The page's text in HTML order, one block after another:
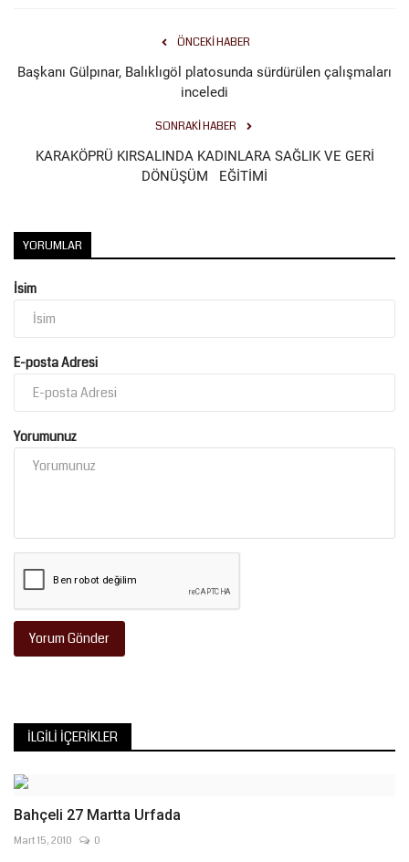
ÖNCEKI HABER
Başkanı Gülpınar, Balıklıgöl platosunda sürdürülen çalışmaları
inceledi
SONRAKI HABER
KARAKÖPRÜ KIRSALINDA KADINLARA SAĞLIK VE GERİ
DÖNÜŞÜM EĞİTİMİ
YORUMLAR
İsim
E-posta Adresi
Yorumunuz
Yorum Gönder
İLGILI İÇERIKLER
Bahçeli 27 Martta Urfada
Mart 15, 2010 0